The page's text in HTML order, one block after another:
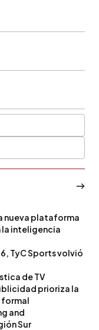
nueva plataforma
la inteligencia
TyC Sports volvió
de TV
prioriza la
formal
and
Sur